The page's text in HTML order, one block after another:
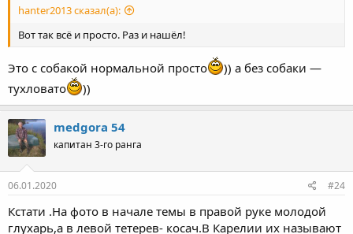
hanter2013 сказал(а):
Вот так всё и просто. Раз и нашёл!
Это с собакой нормальной просто
)) а без собаки —
тухловато
))
medgora 54
капитан 3-го ранга
06.01.2020 #24
Кстати .На фото в начале темы в правой руке молодой
глухарь,а в левой тетерев- косач.В Карелии их называют